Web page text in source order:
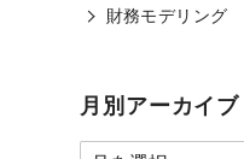
財務モデリング
月別アーカイブ